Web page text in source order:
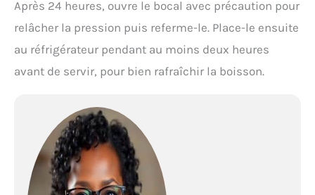
Après 24 heures, ouvre le bocal avec précaution pour
relâcher la pression puis referme-le. Place-le ensuite
au réfrigérateur pendant au moins deux heures
avant de servir, pour bien rafraîchir la boisson.